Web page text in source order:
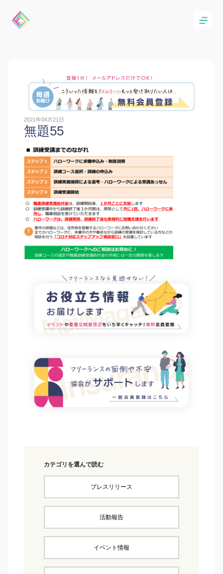
2021年04月21日
無題55
カテゴリを選んで読む
プレスリリース
活動報告
イベント情報